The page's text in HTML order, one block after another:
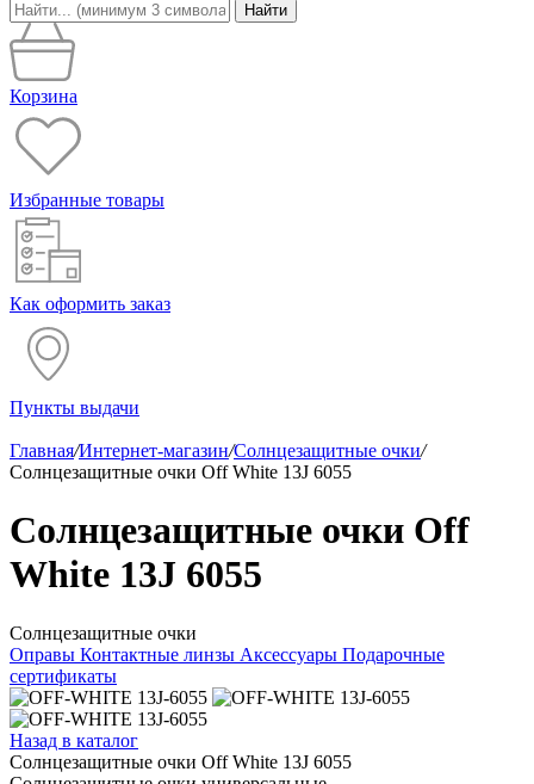
Найти
Корзина
Избранные товары
Как оформить заказ
Пункты выдачи
Главная/Интернет-магазин/Солнцезащитные очки/
Солнцезащитные очки Off White 13J 6055
Солнцезащитные очки Off
White 13J 6055
Солнцезащитные очки
Оправы Контактные линзы Аксессуары Подарочные
сертификаты
Назад в каталог
Солнцезащитные очки Off White 13J 6055